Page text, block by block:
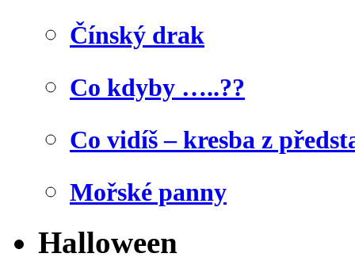
Čínský drak
Co kdyby …..??
Co vidíš – kresba z
Mořské panny
Halloween